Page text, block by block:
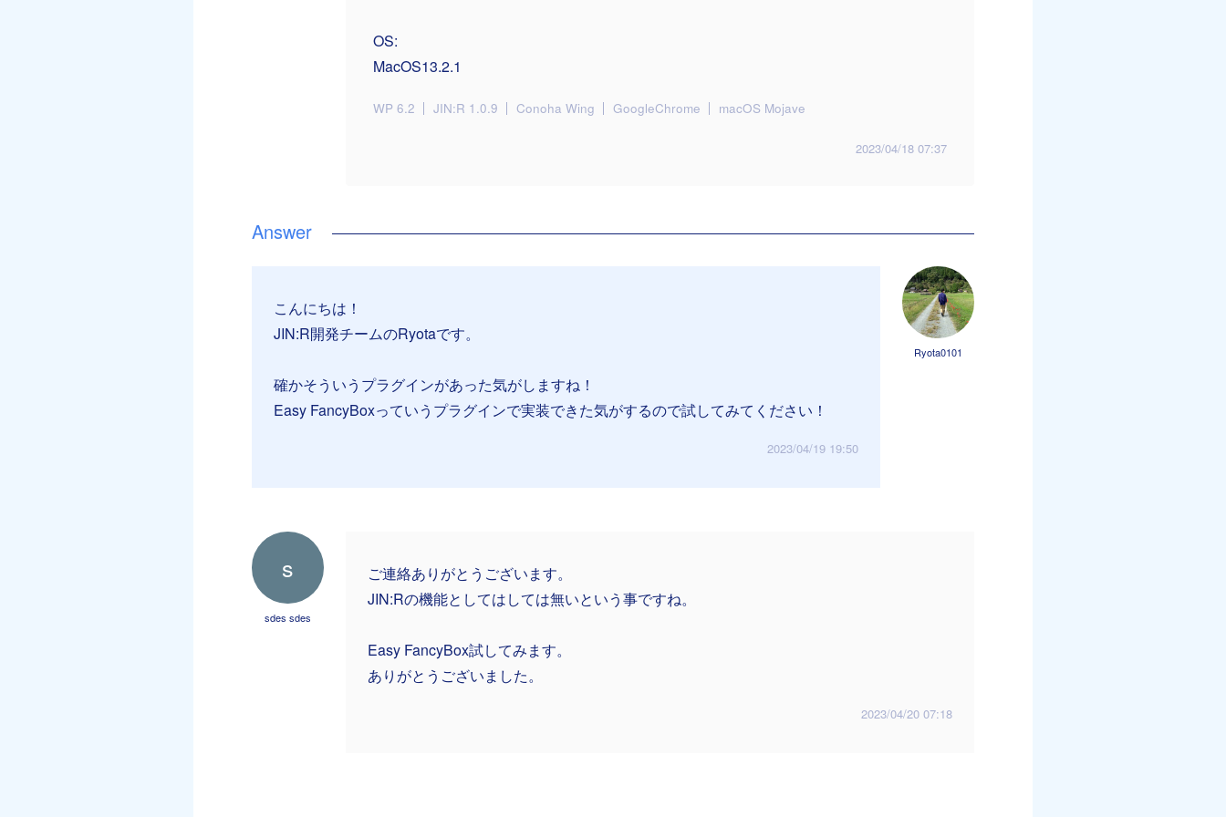
OS:
MacOS13.2.1
WP 6.2 JIN:R 1.0.9 Conoha Wing GoogleChrome macOS Mojave
2023/04/18 07:37
Ryota0101
こんにちは！
JIN:R開発チームのRyotaです。
確かそういうプラグインがあった気がしますね！
Easy FancyBoxっていうプラグインで実装できた気がするので試してみてください！
2023/04/19 19:50
s
sdes sdes
ご連絡ありがとうございます。
JIN:Rの機能としてはしては無いという事ですね。
Easy FancyBox試してみます。
ありがとうございました。
2023/04/20 07:18